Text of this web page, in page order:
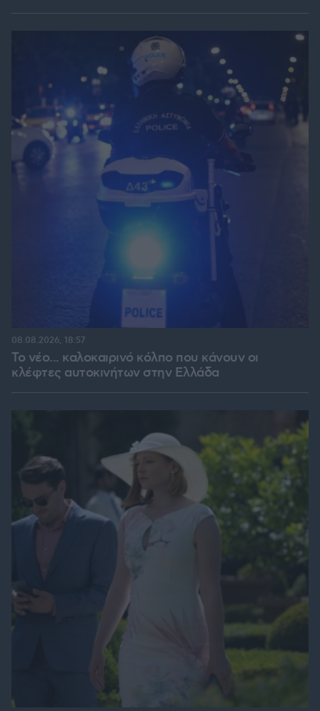
Το νέο... καλοκαιρινό κόλπο που κάνουν οι
κλέφτες αυτοκινήτων στην Ελλάδα
08.08.2026, 18:57